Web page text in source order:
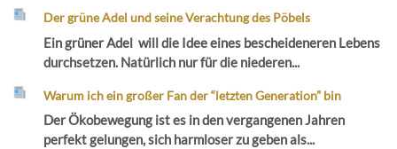
Der grüne Adel und seine Verachtung des Pöbels
Ein grüner Adel will die Idee eines bescheideneren Lebens
durchsetzen. Natürlich nur für die niederen...
Warum ich ein großer Fan der “letzten Generation” bin
Der Ökobewegung ist es in den vergangenen Jahren
perfekt gelungen, sich harmloser zu geben als...